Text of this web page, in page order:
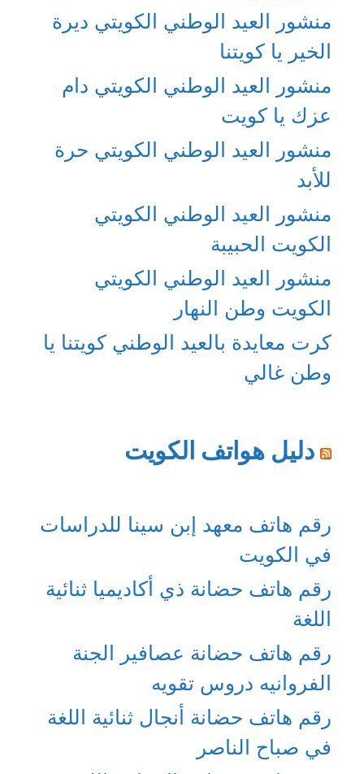
منشور العيد الوطني الكويتي ديرة
الخير يا كويتنا
منشور العيد الوطني الكويتي دام
عزك يا كويت
منشور العيد الوطني الكويتي حرة
للأبد
منشور العيد الوطني الكويتي
الكويت الحبيبة
منشور العيد الوطني الكويتي
الكويت وطن النهار
كرت معايدة بالعيد الوطني كويتنا يا
وطن غالي
دليل هواتف الكويت
رقم هاتف معهد إبن سينا للدراسات
في الكويت
رقم هاتف حضانة ذي أكاديميا ثنائية
اللغة
رقم هاتف حضانة عصافير الجنة
الفروانيه دروس تقويه
رقم هاتف حضانة أنجال ثنائية اللغة
في صباح الناصر